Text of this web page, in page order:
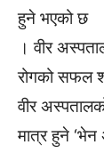
हुने भएको छ
। वीर
रोगको सफल
वीर
मात्र हुने ‘भेन